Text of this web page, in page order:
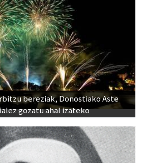
bereziak, Donostiako Aste
gozatu ahal izateko